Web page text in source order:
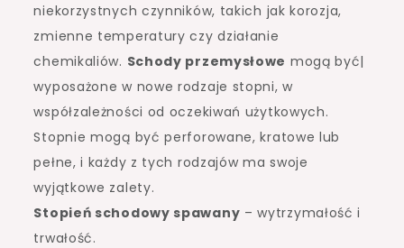
niekorzystnych czynników, takich jak korozja,
zmienne temperatury czy działanie
chemikaliów. Schody przemysłowe mogą być|
wyposażone w nowe rodzaje stopni, w
współzależności od oczekiwań użytkowych.
Stopnie mogą być perforowane, kratowe lub
pełne, i każdy z tych rodzajów ma swoje
wyjątkowe zalety.
Stopień schodowy spawany – wytrzymałość i
trwałość.